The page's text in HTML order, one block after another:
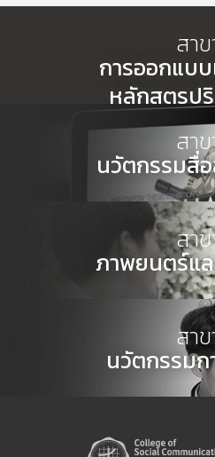
สาข
การออกแบ
หลักสูตรป
บทความวิจัย :
(แผน
All
สาข
นวัตกรรมสื่
สร้างนักออกแบบที่ผสานทั
ความคิดสร้างสรรค์
เทคโนโลยีการสื่อสาร ผ่
งานสร้างสรรค์ ภาพกร
สร้างนักบริหารธุรกิจทา
อดและบริหารจัดการธุรกิ
ต่างๆ และสามารถสร้างนั
เชี่ยวชาญ ตอบสนองคว
เขียนโปรแกรมใ
สาข
ภาพยนตร์แ
สร้างผู้ที่มีความสามาร
ภาพยนตร์และสื่อยุคดิจิทัลใ
กระบวนการผลิตตั้งแต่พื้น
งาน การเตรียมงาน การใ
การตัดต่อ การแสดงและ
ผลิตงานภา
สาข
นวัตกรรมก
ผลิตชิ้นงานดารสื่อสารป